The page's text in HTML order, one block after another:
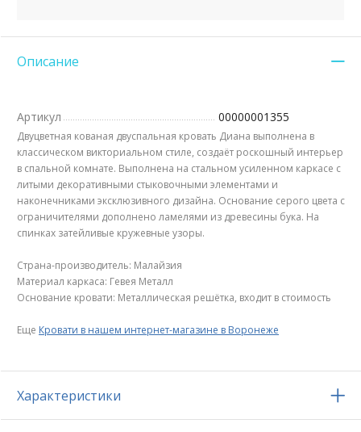
Описание
Артикул 00000001355
Двуцветная кованая двуспальная кровать Диана выполнена в
классическом викториальном стиле, создаёт роскошный интерьер
в спальной комнате. Выполнена на стальном усиленном каркасе с
литыми декоративными стыковочными элементами и
наконечниками эксклюзивного дизайна. Основание серого цвета с
ограничителями дополнено ламелями из древесины бука. На
спинках затейливые кружевные узоры.
Страна-производитель: Малайзия
Материал каркаса: Гевея Металл
Основание кровати: Металлическая решётка, входит в стоимость
Еще Кровати в нашем интернет-магазине в Воронеже
Характеристики